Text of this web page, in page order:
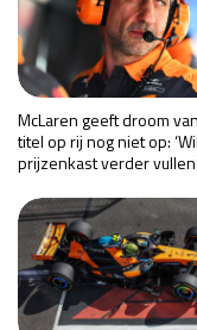
McLaren geeft droom
titel op rij nog niet op:
prijzenkast verder